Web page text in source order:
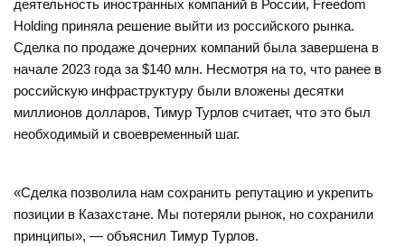
деятельность иностранных компаний в России, Freedom
Holding приняла решение выйти из российского рынка.
Сделка по продаже дочерних компаний была завершена в
начале 2023 года за $140 млн. Несмотря на то, что ранее в
российскую инфраструктуру были вложены десятки
миллионов долларов, Тимур Турлов считает, что это был
необходимый и своевременный шаг.
«Сделка позволила нам сохранить репутацию и укрепить
позиции в Казахстане. Мы потеряли рынок, но сохранили
принципы», — объяснил Тимур Турлов.